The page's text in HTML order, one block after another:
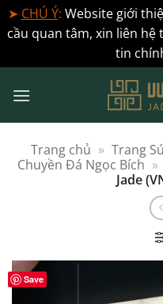
➤ CHÚ Ý: Website giới
cầu quan tâm, xin liên hệ
tin
qua
Trang chủ » Trang
Chuyền Đá Ngọc Bích »
Jade
Save